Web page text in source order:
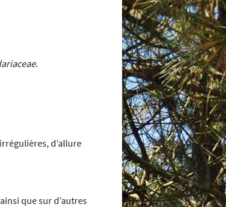
Vidéos naturalistes de Ré Nature
.
d’allure
que sur d’autres